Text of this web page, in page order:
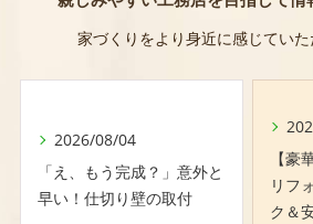
家づくりをより身近に感じてい
2026/08/04
「え、もう完成？」意外と
早い！仕切り壁の取付
【豪
リフ
ク＆